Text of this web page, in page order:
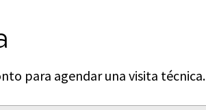
para agendar una visita técnica.